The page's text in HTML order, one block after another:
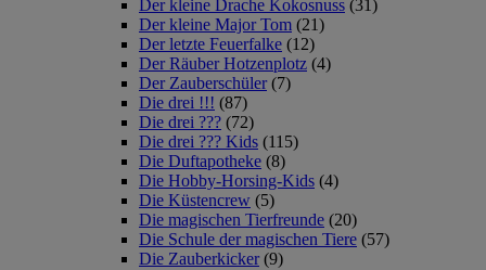
Der kleine Drache Kokosnuss (31)
Der kleine Major Tom (21)
Der letzte Feuerfalke (12)
Der Räuber Hotzenplotz (4)
Der Zauberschüler (7)
Die drei !!! (87)
Die drei ??? (72)
Die drei ??? Kids (115)
Die Duftapotheke (8)
Die Hobby-Horsing-Kids (4)
Die Küstencrew (5)
Die magischen Tierfreunde (20)
Die Schule der magischen Tiere (57)
Die Zauberkicker (9)